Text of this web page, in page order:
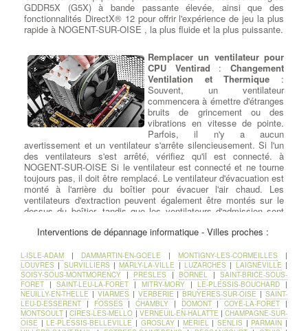
GDDR5X (G5X) à bande passante élevée, ainsi que des
fonctionnalités DirectX® 12 pour offrir l'expérience de jeu la plus
rapide à NOGENT-SUR-OISE , la plus fluide et la plus puissante.
Remplacer un ventilateur pour
CPU Ventirad :Changement
Ventilation et Thermique :
Souvent, un ventilateur
commencera à émettre d'étranges
bruits de grincement ou des
vibrations en vitesse de pointe.
Parfois, il n'y a aucun
avertissement et un ventilateur s'arrête silencieusement. Si l'un
des ventilateurs s'est arrêté, vérifiez qu'il est connecté. à
NOGENT-SUR-OISE Si le ventilateur est connecté et ne tourne
toujours pas, il doit être remplacé. Le ventilateur d'évacuation est
monté à l'arrière du boîtier pour évacuer l'air chaud. Les
ventilateurs d'extraction peuvent également être montés sur le
dessus du boîtier, tandis que les ventilateurs d'admission sont
SUR-OISE Si tous les ventilateurs de votre système
instable, vous pouvez ajouter d'autres ventilateurs. Si votre
boîtier ne peut plus supporter de ventilateurs ou devient trop fort,
envisagez un refroidissement liquide .
Ajouter ou Remplacer un
lecteur - Graveur cd dvd:
Rajout ou Réparation lecteurs
Interventions de dépannage informatique - Villes proches :
L-ISLE-ADAM | DAMMARTIN-EN-GOELE | MONTIGNY-LES-CORMEILLES |
LOUVRES | SURVILLIERS |MARLY-LA-VILLE |LUZARCHES | LAIGNEVILLE |
SOISY-SOUS-MONTMORENCY | PRESLES | BORNEL | SAINT-BRICE-SOUS-
FORET |SAINT-LEU-LA-FORET | MITRY-MORY|LE-PLESSIS-BOUCHARD |
NEUILLY-EN-THELLE | VIARMES | VERBERIE |BRUYERES-SUR-OISE | SAINT-
LEU-D-ESSERENT | FOSSES |CHAMBLY | DOMONT|COYE-LA-FORET |
MONTSOULT |CIRES-LES-MELLO | VERNEUIL-EN-HALATTE |CHAMPAGNE-SUR-
OISE |LE-PLESSIS-BELLEVILLE | GROSLAY| MERIEL|SENLIS | PARMAIN |